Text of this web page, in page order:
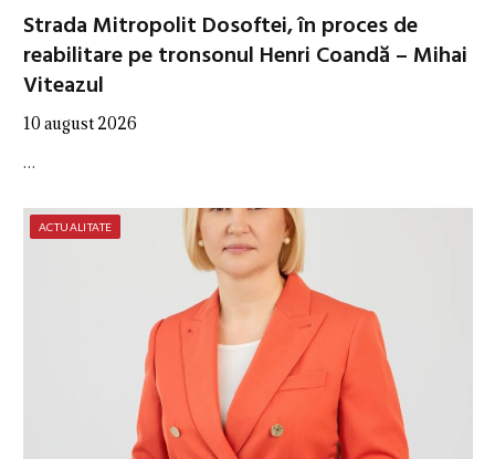
Strada Mitropolit Dosoftei, în proces de
reabilitare pe tronsonul Henri Coandă – Mihai
Viteazul
10 august 2026
…
ACTUALITATE